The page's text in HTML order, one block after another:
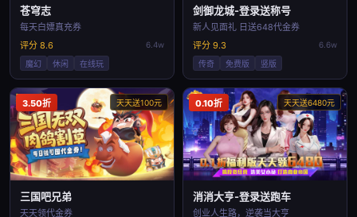
苍穹志
每天白嫖真充券
评分 8.6
6.4w
魔幻
休闲 在线玩
剑御龙城-登录送称号
新人见面礼 日送648代金券
评分 9.3
6.6w
传奇
免费版 竖版
3.50折 天天送100元
三国吧兄弟
天天领代金券
0.10折 天天送6480元
消消大亨-登录送跑车
创业人生路，逆袭当大亨